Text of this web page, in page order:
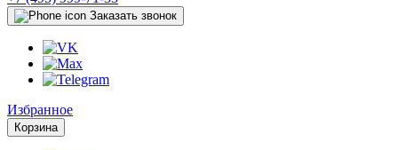
Заказать звонок
Избранное
Корзина